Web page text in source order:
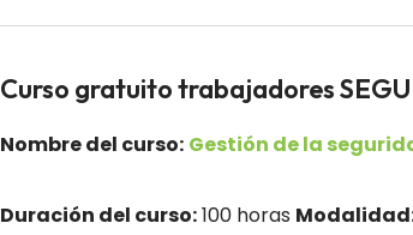
Curso gratuito trabajadores
Nombre del curso: Gestión de la
Duración del curso:100 horas